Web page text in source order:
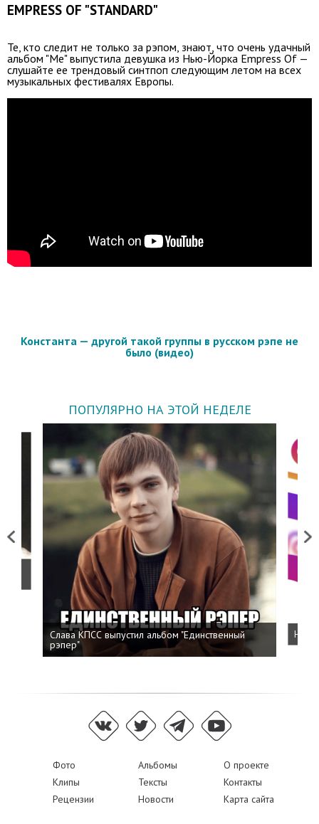
EMPRESS OF "STANDARD"
Те, кто следит не только за рэпом, знают, что очень удачный
альбом "Me" выпустила девушка из Нью-Йорка Empress Of —
слушайте ее трендовый синтпоп следующим летом на всех
музыкальных фестивалях Европы.
Константа — другой такой группы в русском рэпе не
было (видео)
ПОПУЛЯРНО НА ЭТОЙ НЕДЕЛЕ
Previous
Слава КПСС выпустил альбом "Единственный
рэпер"
Next
Фото Альбомы
О проекте
Клипы
Тексты
Контакты
Рецензии
Новости Карта сайта